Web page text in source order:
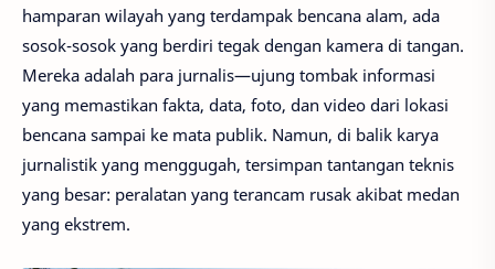
hamparan wilayah yang terdampak bencana alam, ada
sosok-sosok yang berdiri tegak dengan kamera di tangan.
Mereka adalah para jurnalis—ujung tombak informasi
yang memastikan fakta, data, foto, dan video dari lokasi
bencana sampai ke mata publik. Namun, di balik karya
jurnalistik yang menggugah, tersimpan tantangan teknis
yang besar: peralatan yang terancam rusak akibat medan
yang ekstrem.